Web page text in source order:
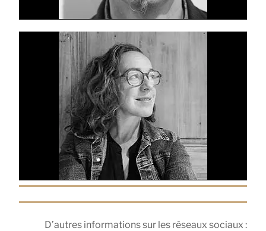
D’autres informations sur les réseaux sociaux :